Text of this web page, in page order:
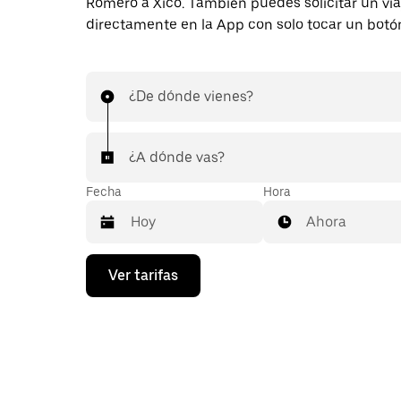
directamente en la App con solo tocar un
¿De dónde vienes?
¿A dónde vas?
Fecha
Presiona
flecha
Hora
Ahora
Ver tarifas